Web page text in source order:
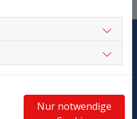
e.V.
Nur notwendige